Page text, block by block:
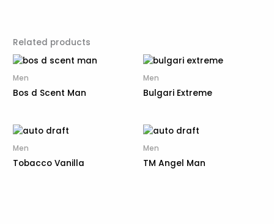
Related products
Men
Bos d Scent Man
Men
Bulgari Extreme
Men
Tobacco Vanilla
Men
TM Angel Man